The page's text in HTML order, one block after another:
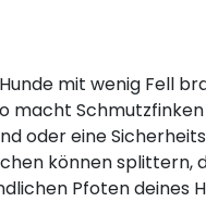
mit wenig Fell
macht
oder eine
können splittern,
Pfoten deines